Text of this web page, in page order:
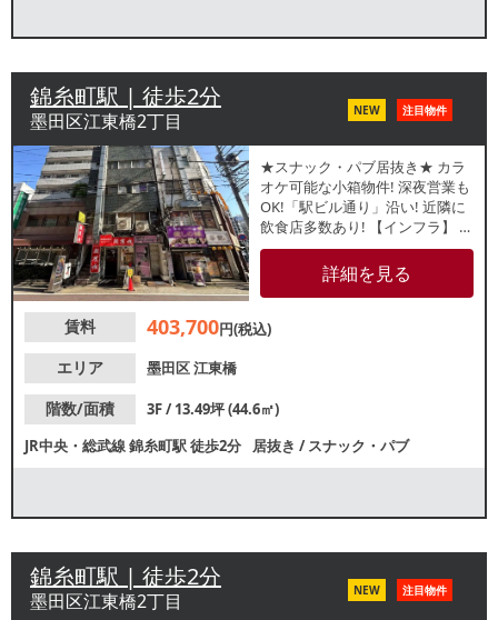
錦糸町駅 | 徒歩2分
墨田区江東橋2丁目 NEW 注目物件
★スナック・パブ居抜き★ カラ
オケ可能な小箱物件! 深夜営業も
OK!「駅ビル通り」沿い! 近隣に
飲食店多数あり! 【インフラ】 電
灯: 有 動力:有 ガス:6号メータ
ー 水道:確認中 【厨房排気】無
【空調】 有 / 業務用 【グリス
【トイレ】 有/洋式 【閉店理
き 【間口】約 0.8m 【天高】 約
するものではございません。
詳細を見る
賃料 403,700円(税込)
エリア
墨田区江東橋
階数/面積
3F / 13.49坪 (44.6㎡)
JR中央・総武線錦糸町駅徒歩2分 居抜き /スナック・パブ
錦糸町駅 | 徒歩2分
墨田区江東橋2丁目 NEW 注目物件